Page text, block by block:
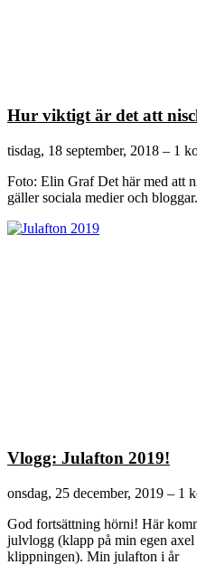
Hur viktigt är det att
tisdag, 18 september, 2018
1
Foto: Elin Graf Det här med att
gäller sociala medier och
Vlogg: Julafton 2019!
onsdag, 25 december, 2019
1
God fortsättning hörni! Här
julvlogg (klapp på min egen axel
klippningen). Min julafton i år